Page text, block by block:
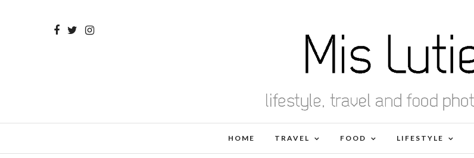
HOME TRAVEL FOOD LIFESTYLE